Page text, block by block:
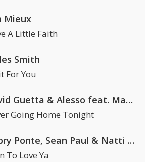
Mieux
A Little Faith
Smith
For You
David Guetta & Alesso feat. Madison Love
Going Home Tonight
Gabry Ponte, Sean Paul & Natti Natasha
To Love Ya